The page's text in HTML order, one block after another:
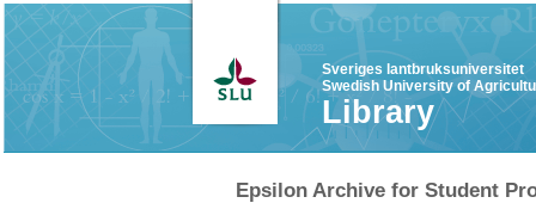
Sveriges lantbruksuniversitet
Swedish University of
Library
Epsilon Archive for Student